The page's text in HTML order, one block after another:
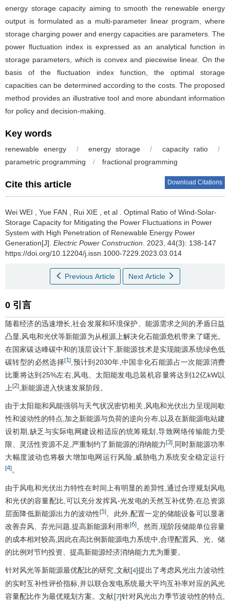
energy storage capacity aiming to smooth the renewable energy
output is formulated as a multi-parameter linear program, where
storage charging power and energy capacities are parameters. The
power fluctuation index is expressed as an analytical function in
storage parameters, which is convex and piecewise linear. On the
basis of the fluctuation index function, the optimal storage
capacities can be determined according to the costs. The proposed
method provides an illustrative tool and more abundant information
for policy and decision-making.
Key words
renewable energy / energy storage / capacity ratio
/
parametric programming
/ fractional programming
Cite this article Download Citations
Wei WEI Yue FAN Rui XIE et al
Optimal Ratio of Wind-Solar-
Storage Capacity for Mitigating the Power Fluctuations in Power
System with High Penetration of Renewable Energy Power
Generation[J]. Electric Power Construction . 2023, 44(3): 138-147
https://doi.org/10.12204/j.issn.1000-7229.2023.03.014
Previous Article Next Article
0 引言
随着经济的迅速增长,社会发展和环境保护、能源需求之间的矛盾日益
凸显,风电和光伏等新能源为从根源上解决化石能源危机带来了曙光。
在国家碳达峰碳中和的顶层设计下,新能源技术是实现能源系统绿色低
碳转型的必然选择[1] ,预计到2030年,中国非化石能源占一次能源消费
比重将达到25%左右,风电、太阳能发电总装机容量将达到12亿kW以
上[2] ,新能源进入快速发展阶段。
由于太阳能和风能强弱与天气状况密切相关,风电和光伏出力呈现间歇
性和波动性的特点,加之新能源与负荷的逆向分布,以及在新能源电站建
设初期,缺乏与实际电网建设相适应的统筹规划,导致网络传输能力受
限、灵活性资源不足,严重制约了新能源的消纳能力[3],同时新能源功率
大幅度波动也将极大增加电网运行风险,威胁电力系统安全稳定运行
[4]。
由于风电和光伏出力特性在时间上有明显的差异性,通过合理规划风电
和光伏的容量配比,可以充分发挥风-光发电的天然互补优势,在总资源
层面降低新能源出力的波动性[5]。此外,配置一定的储能设备可以显著
改善弃风、弃光问题,提高新能源利用率[6]。然而,现阶段储能单位容量
的成本相对较高,因此在高比例新能源电力系统中,合理配置风、光、储
的比例对节约投资、提高新能源经济消纳能力尤为重要。
针对风光等新能源最优配比的研究,文献[4]提出了考虑风光出力波动性
的实时互补性评价指标,并以联合发电系统最大平均互补率对应的风光
容量配比作为最优规划方案。文献[7]针对风光出力季节波动性的特点,